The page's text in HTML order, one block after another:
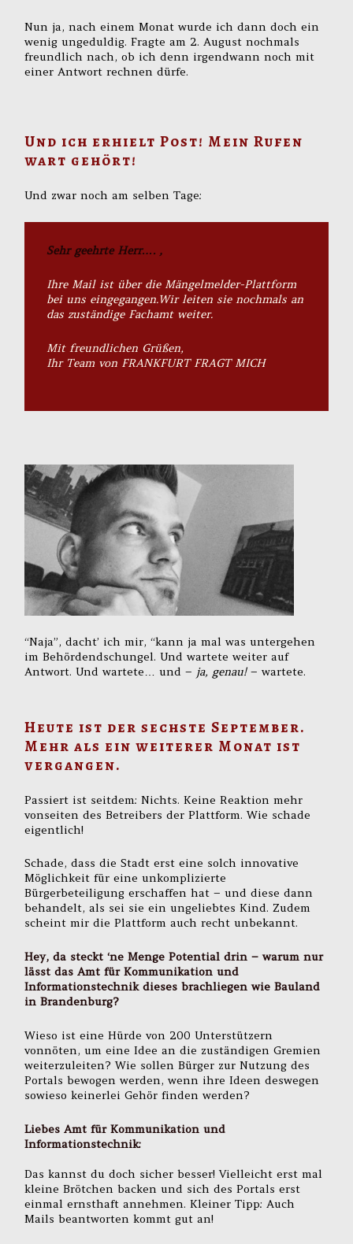
Nun ja, nach einem Monat wurde ich dann doch ein
wenig ungeduldig. Fragte am 2. August nochmals
freundlich nach, ob ich denn irgendwann noch mit
einer Antwort rechnen dürfe.
Und ich erhielt Post! Mein Rufen
wart gehört!
Und zwar noch am selben Tage:
Sehr geehrte Herr…. ,
Ihre Mail ist über die Mängelmelder-Plattform
bei uns eingegangen.Wir leiten sie nochmals an
das zuständige Fachamt weiter.
Mit freundlichen Grüßen,
Ihr Team von FRANKFURT FRAGT MICH
“Naja”, dacht’ ich mir, “kann ja mal was untergehen
im Behördendschungel. Und wartete weiter auf
Antwort. Und wartete… und – ja, genau!– wartete.
Heute ist der sechste September.
Mehr als ein weiterer Monat ist
vergangen.
Passiert ist seitdem: Nichts. Keine Reaktion mehr
vonseiten des Betreibers der Plattform. Wie schade
eigentlich!
Schade, dass die Stadt erst eine solch innovative
Möglichkeit für eine unkomplizierte
Bürgerbeteiligung erschaffen hat – und diese dann
behandelt, als sei sie ein ungeliebtes Kind. Zudem
scheint mir die Plattform auch recht unbekannt.
Hey, da steckt ‘ne Menge Potential drin – warum nur
lässt das Amt für Kommunikation und
Informationstechnik dieses brachliegen wie Bauland
in Brandenburg?
Wieso ist eine Hürde von 200 Unterstützern
vonnöten, um eine Idee an die zuständigen Gremien
weiterzuleiten? Wie sollen Bürger zur Nutzung des
Portals bewogen werden, wenn ihre Ideen deswegen
sowieso keinerlei Gehör finden werden?
Liebes Amt für Kommunikation und
Informationstechnik:
Das kannst du doch sicher besser! Vielleicht erst mal
kleine Brötchen backen und sich des Portals erst
einmal ernsthaft annehmen. Kleiner Tipp: Auch
Mails beantworten kommt gut an!